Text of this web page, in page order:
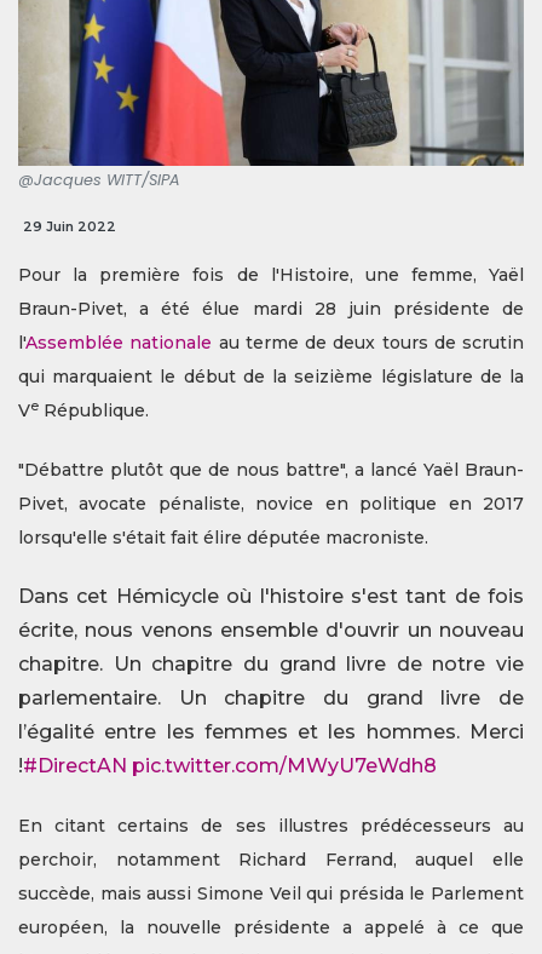
@Jacques WITT/SIPA
29 Juin 2022
Pour la première fois de l'Histoire, une femme, Yaël
Braun-Pivet, a été élue mardi 28 juin présidente de
l'Assemblée nationale au terme de deux tours de scrutin
qui marquaient le début de la seizième législature de la
Ve République.
"Débattre plutôt que de nous battre", a lancé Yaël Braun-
Pivet, avocate pénaliste, novice en politique en 2017
lorsqu'elle s'était fait élire députée macroniste.
Dans cet Hémicycle où l'histoire s'est tant de fois
écrite, nous venons ensemble d'ouvrir un nouveau
chapitre. Un chapitre du grand livre de notre vie
parlementaire. Un chapitre du grand livre de
l’égalité entre les femmes et les hommes. Merci
!#DirectAN pic.twitter.com/MWyU7eWdh8
En citant certains de ses illustres prédécesseurs au
perchoir, notamment Richard Ferrand, auquel elle
succède, mais aussi Simone Veil qui présida le Parlement
européen, la nouvelle présidente a appelé à ce que